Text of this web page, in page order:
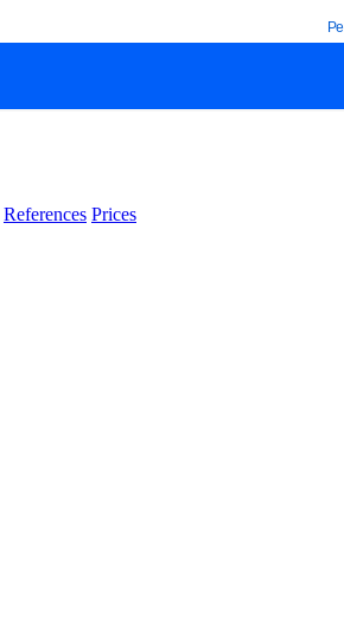
References Prices